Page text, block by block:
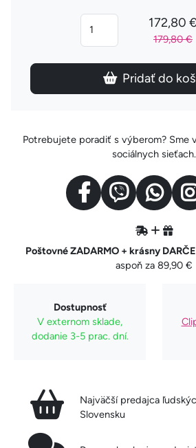
172,80 €
179,80 €
Pridať do
Potrebujete poradiť s výberom? Sme
sociálnych sieťach.
Poštovné ZADARMO + krásny
aspoň za 89,90 €
Dostupnosť
V externom sklade,
dodanie 3-5 prac. dní.
Najväčší predajca
Slovensku